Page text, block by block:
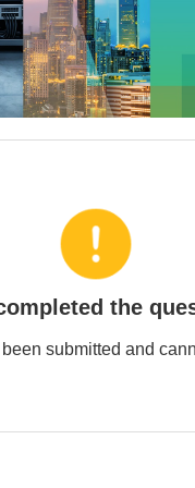
the
submitted and